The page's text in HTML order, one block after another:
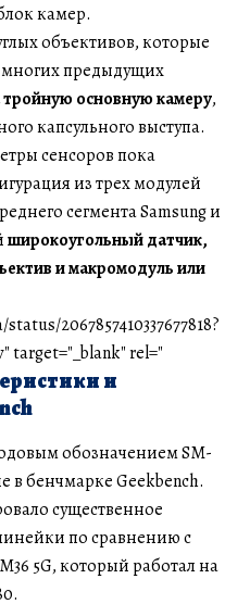
камер.
объективов, которые
многих предыдущих
тройную основную камеру,
капсульного выступа.
сенсоров пока
из трех модулей
сегмента Samsung и
широкоугольный датчик,
и макромодуль или
2067857410337677818?
target="_blank" rel="
и
обозначением SM-
в бенчмарке Geekbench.
существенное
по сравнению с
5G, который работал на